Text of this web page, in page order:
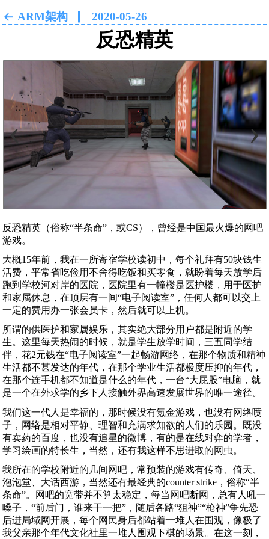
ARM架构 2020-05-26
反恐精英
‹ ›
反恐精英（俗称“半条命”，或CS），曾经是中国最火爆的网吧
游戏。
大概15年前，我在一所寄宿学校读初中，每个礼拜有50块钱生
活费，平常省吃俭用不舍得吃饭和买零食，就盼着每天放学后
跑到学校河对岸的医院，医院里有一幢楼是医护楼，用于医护
和家属休息，在顶层有一间“电子阅读室”，任何人都可以交上
一定的费用办一张会员卡，然后就可以上机。
所谓的供医护和家属娱乐，其实绝大部分用户都是附近的学
生。这里每天热闹的时候，就是学生放学时间，三五同学结
伴，花2元钱在“电子阅读室”一起畅游网络，在那个物质和精神
生活都不甚发达的年代，在那个学业生活都极度压抑的年代，
在那个连手机都不知道是什么的年代，一台“大屁股”电脑，就
是一个在外求学的乡下人接触外界高速发展世界的唯一途径。
我们这一代人是幸福的，那时候没有氪金游戏，也没有网络喷
子，网络是相对平静、理智和充满求知欲的人们的乐园。既没
有卖药的百度，也没有追星的微博，有的是在线对弈的学者，
学习绘画的特长生，当然，还有我这样不思进取的网虫。
我所在的学校附近的几间网吧，常预装的游戏有传奇、倚天、
泡泡堂、大话西游，当然还有最经典的counter strike，俗称“半
条命”。网吧的宽带并不算太稳定，每当网吧断网，总有人吼一
嗓子，“前后门，谁来干一把”，随后各路“狙神”“枪神”争先恐
后进局域网开展，每个网民身后都站着一堆人在围观，像极了
我父亲那个年代文化社里一堆人围观下棋的场景。在这一刻，